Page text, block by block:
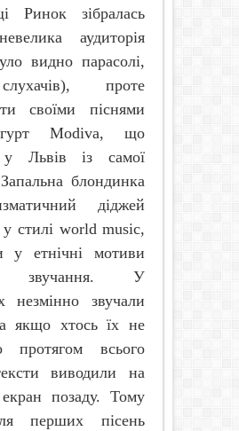
Ринок зібралась
аудиторія
видно парасолі,
проте
своїми піснями
Modiva, що
у Львів із самої
блондинка
діджей
стилі world music,
у етнічні мотиви
звучання. У
незмінно звучали
якщо хтось їх не
протягом всього
виводили на
позаду. Тому
перших пісень